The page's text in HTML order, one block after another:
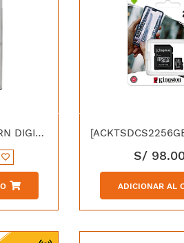
[WD102PURP] WESTERN DIGITAL DISCO DURO PURPLE PRO 3.5" 10TB SATA 3 7200 RPM
S/
ADICIONAR AL